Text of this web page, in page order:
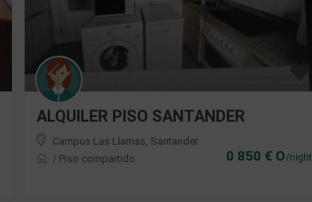
0 850 € O/night
ALQUILER PISO SANTANDER
Campus Las Llamas Santander
/ Piso compartido